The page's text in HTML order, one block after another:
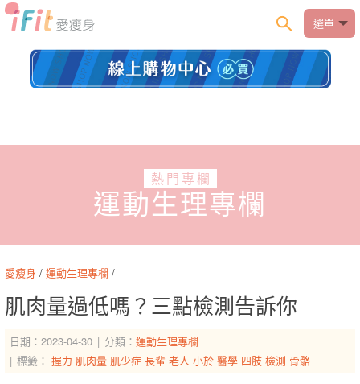
選單
熱門專欄
運動生理專欄
愛瘦身 / 運動生理專欄 /
肌肉量過低嗎？三點檢測告訴你
日期：2023-04-30 分類： 運動生理專欄
標籤： 握力 肌肉量 肌少症 長輩 老人 小於 醫學 四肢 檢測 骨骼